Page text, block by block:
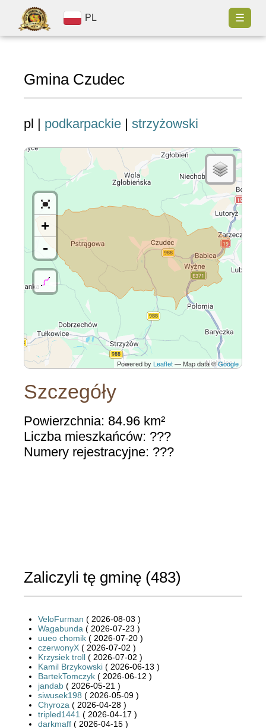
PL ☰
Gmina Czudec
pl | podkarpackie | strzyżowski
+
-
Powered by Leaflet— Map data ©Google
Szczegóły
Powierzchnia: 84.96 km²
Liczba mieszkańców: ???
Numery rejestracyjne: ???
Zaliczyli tę gminę (483)
VeloFurman ( 2026-08-03 )
Wagabunda ( 2026-07-23 )
uueo chomik ( 2026-07-20 )
czerwonyX ( 2026-07-02 )
Krzysiek troll ( 2026-07-02 )
Kamil Brzykowski ( 2026-06-13 )
BartekTomczyk ( 2026-06-12 )
jandab ( 2026-05-21 )
siwusek198 ( 2026-05-09 )
Chyroza ( 2026-04-28 )
tripled1441 ( 2026-04-17 )
darkmaff ( 2026-04-15 )